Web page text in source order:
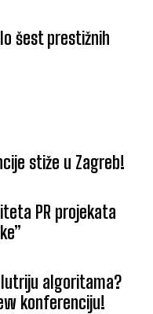
šest prestižnih
stiže u Zagreb!
PR projekata
algoritama?
konferenciju!